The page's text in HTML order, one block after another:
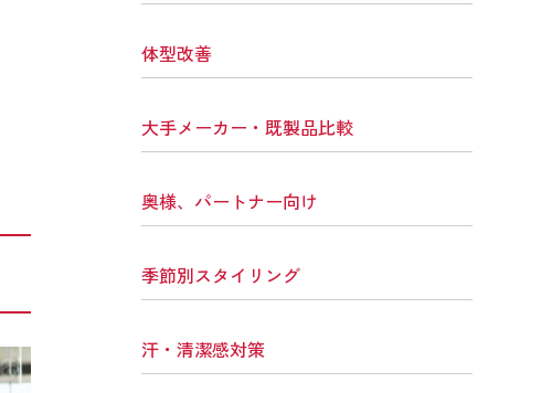
体型改善
大手メーカー・既製品比較
奥様、パートナー向け
季節別スタイリング
汗・清潔感対策